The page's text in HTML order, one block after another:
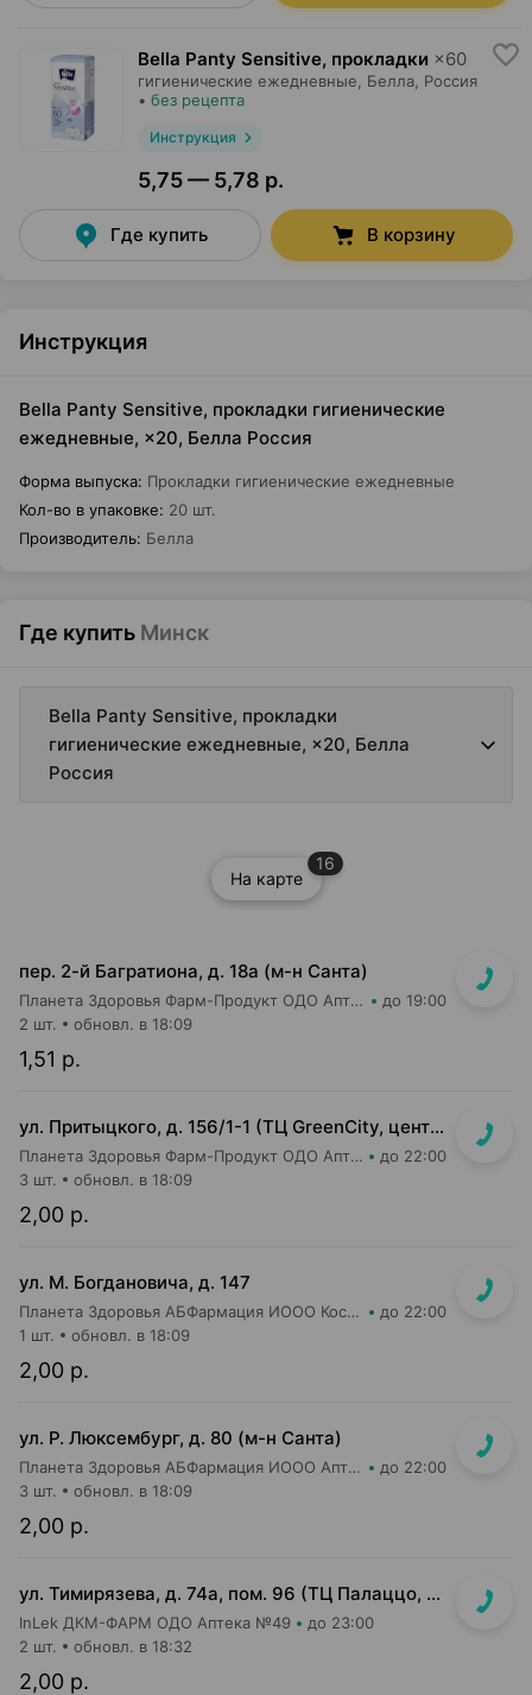
Bella Panty Sensitive, прокладки ×60
гигиенические ежедневные, Белла , Россия
• без рецепта
Инструкция
5,75 — 5,78 р.
Где купить В корзину
Инструкция
Bella Panty Sensitive, прокладки гигиенические
ежедневные, ×20, Белла Россия
Форма выпуска: Прокладки гигиенические ежедневные
Кол-во в упаковке: 20 шт.
Производитель: Белла
Где купить Минск
Bella Panty Sensitive, прокладки
гигиенические ежедневные, ×20, Белла
Россия
На карте
16
пер. 2-й Багратиона, д. 18а (м-н Санта)
Планета Здоровья Фарм-Продукт ОДО Аптека №3 до 19:00
1,51 р.
2 шт. обновл. в 18:09
ул. Притыцкого, д. 156/1-1 (ТЦ GreenCity, центральный вход со стороны метро)
Планета Здоровья Фарм-Продукт ОДО Аптека №23 до 22:00
2,00 р.
3 шт. обновл. в 18:09
ул. М. Богдановича, д. 147
Планета Здоровья АБФармация ИООО Косметический магазин №4 до 22:00
2,00 р.
1 шт. обновл. в 18:09
ул. Р. Люксембург, д. 80 (м-н Санта)
Планета Здоровья АБФармация ИООО Аптека №7 до 22:00
2,00 р.
3 шт. обновл. в 18:09
ул. Тимирязева, д. 74а, пом. 96 (ТЦ Палаццо, 1 этаж, главный вход)
InLek ДКМ-ФАРМ ОДО Аптека №49 до 23:00
2,00 р.
2 шт. обновл. в 18:32